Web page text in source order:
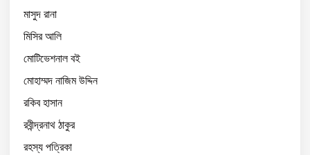
মাসুদ রানা
মিসির আলি
মোটিভেশনাল বই
মোহাম্মদ নাজিম উদ্দিন
রকিব হাসান
রবীন্দ্রনাথ ঠাকুর
রহস্য পত্রিকা